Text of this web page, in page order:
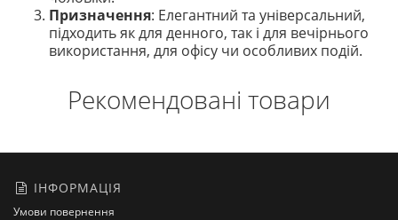
Призначення: Елегантний та універсальний,
підходить як для денного, так і для вечірнього
використання, для офісу чи особливих подій.
Рекомендовані товари
ІНФОРМАЦІЯ
Умови повернення